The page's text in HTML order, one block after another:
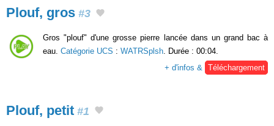
Plouf, gros #3
Gros "plouf" d'une grosse pierre lancée dans un grand bac à
eau. Catégorie UCS : WATRSplsh . Durée : 00:04.
+ d'infos &
Téléchargement
Plouf, petit #1